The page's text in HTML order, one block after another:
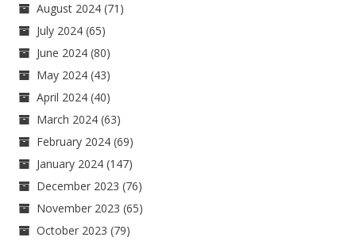
August 2024 (71)
July 2024 (65)
June 2024 (80)
May 2024 (43)
April 2024 (40)
March 2024 (63)
February 2024 (69)
January 2024 (147)
December 2023 (76)
November 2023 (65)
October 2023 (79)